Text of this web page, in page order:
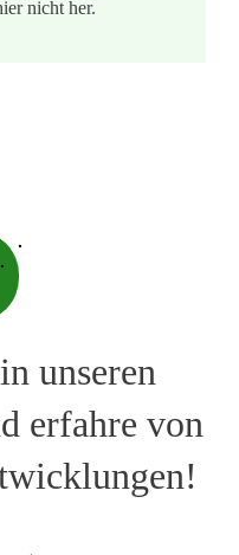
nicht her.
unseren
erfahre von